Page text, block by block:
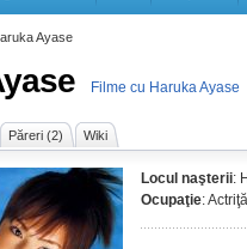
Filme cu Haruka Ayase
Păreri (2) Wiki
Locul naşterii:
Ocupaţie:
Ayase